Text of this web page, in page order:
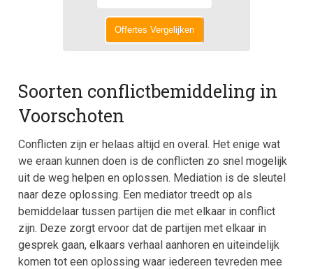
Offertes Vergelijken
Soorten conflictbemiddeling in
Voorschoten
Conflicten zijn er helaas altijd en overal. Het enige wat
we eraan kunnen doen is de conflicten zo snel mogelijk
uit de weg helpen en oplossen. Mediation is de sleutel
naar deze oplossing. Een mediator treedt op als
bemiddelaar tussen partijen die met elkaar in conflict
zijn. Deze zorgt ervoor dat de partijen met elkaar in
gesprek gaan, elkaars verhaal aanhoren en uiteindelijk
komen tot een oplossing waar iedereen tevreden mee